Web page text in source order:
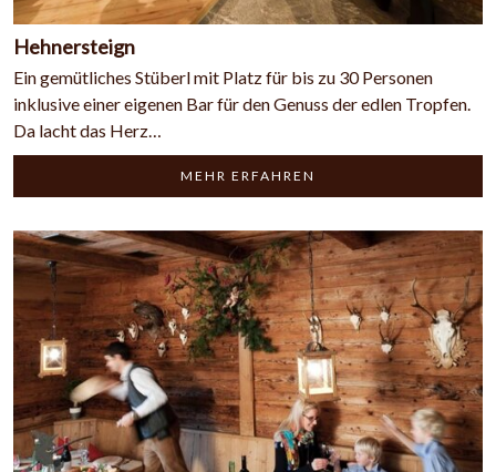
Hehnersteign
Ein gemütliches Stüberl mit Platz für bis zu 30 Personen
inklusive einer eigenen Bar für den Genuss der edlen Tropfen.
Da lacht das Herz…
MEHR ERFAHREN